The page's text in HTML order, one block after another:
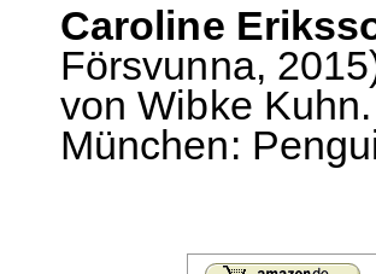
Caroline
Försvunna,
von Wibke
München: